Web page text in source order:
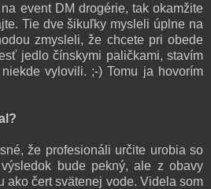
event DM drogérie, tak okamžite
Tie dve šikuľky mysleli úplne na
zmysleli, že chcete pri obede
jedlo čínskymi paličkami, stavím
vylovili. ;-) Tomu ja hovorím
že profesionáli určite urobia so
bude pekný, ale z obavy
ako čert svätenej vode. Videla som